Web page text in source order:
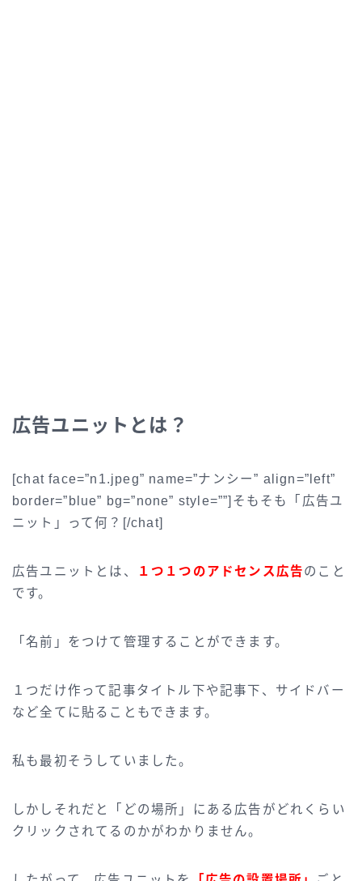
広告ユニットとは？
[chat face=”n1.jpeg” name=”ナンシー” align=”left”
border=”blue” bg=”none” style=””]そもそも「広告ユ
ニット」って何？[/chat]
広告ユニットとは、 １つ１つのアドセンス広告のこと
です。
「名前」をつけて管理することができます。
１つだけ作って記事タイトル下や記事下、サイドバー
など全てに貼ることもできます。
私も最初そうしていました。
しかしそれだと「どの場所」にある広告がどれくらい
クリックされてるのかがわかりません。